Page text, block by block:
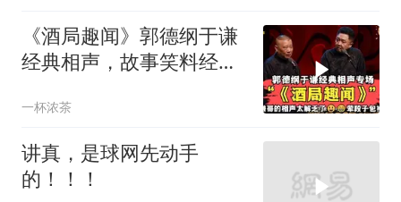
《酒局趣闻》郭德纲于谦
经典相声，故事笑料经典
一杯浓茶
讲真，是球网先动手
的！！！